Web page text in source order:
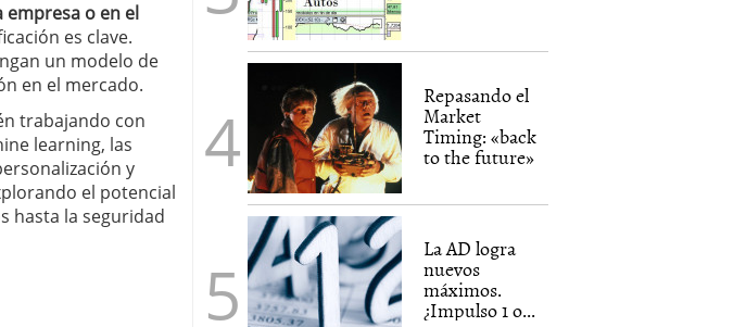
o en el
es clave.
un modelo de
en el mercado.
trabajando con
learning, las
y
el potencial
hasta la seguridad
Repasando el
Market
Timing: «back
to the future»
La AD logra
nuevos
máximos.
¿Impulso 1 o...